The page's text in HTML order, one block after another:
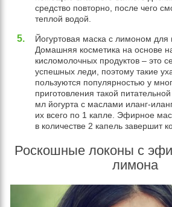
средство повторно, после чего
теплой водой.
Йогуртовая маска с лимоном для
Домашняя косметика на основе
кисломолочных продуктов – это
успешных леди, поэтому такие
пользуются популярностью у
приготовления такой
мл йогурта с маслами иланг-
их всего по 1 капле. Эфирное
в количестве 2 капель завершит
Роскошные локоны с
лимона